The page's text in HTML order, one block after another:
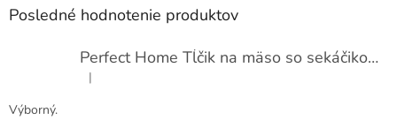
Posledné hodnotenie produktov
Perfect Home Tĺčik na mäso so sekáčikom, 56893
Hodnotenie produktu je 5 z 5 hviezdičiek.
|
Výborný.